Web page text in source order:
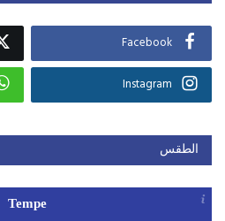
Facebook
Instagram
الطقس
Tempe